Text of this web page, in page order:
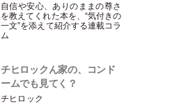
自信や安心、ありのままの尊さ
を教えてくれた本を、“気付きの
一文”を添えて紹介する連載コラ
ム
チヒロックん家の、コンド
ームでも見てく？
チヒロック